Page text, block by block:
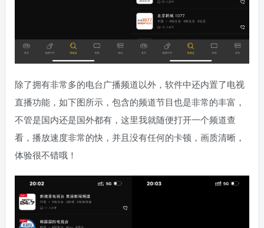
除了拥有非常多的电台广播频道以外，软件中还内置了电视
直播功能，如下图所示，包含的频道节目也是非常的丰富，
不管是国内还是国外都有，这里我就随便打开一个频道查
看，播放速度非常的快，并且没有任何的卡顿，画质清晰，
体验很不错哦！